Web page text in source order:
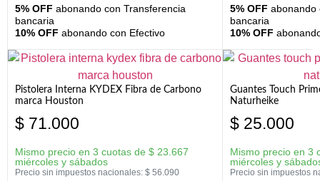
5% OFF abonando con Transferencia
bancaria
10% OFF abonando con Efectivo
5% OFF abonando
bancaria
10% OFF
Pistolera Interna KYDEX Fibra de Carbono
marca Houston
$ 71.000
Mismo precio en 3 cuotas de $ 23.667
miércoles y sábados
Precio sin impuestos nacionales: $ 56.090
Guantes Touch
Naturheike
$ 25.000
Mismo precio en 3
miércoles y
Precio sin impuestos